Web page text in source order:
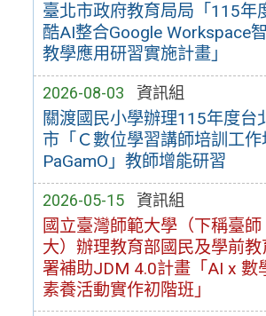
臺北市政府教育局局「115年
酷AI整合Google Workspace
教學應用研習實施計畫」
2026-08-03 資訊組
關渡國民小學辦理115年度台
市「Ｃ數位學習講師培訓工作
PaGamO」教師增能研習
2026-05-15 資訊組
國立臺灣師範大學（下稱臺師
大）辦理教育部國民及學前教
署補助JDM 4.0計畫「AI x 數
素養活動實作初階班」